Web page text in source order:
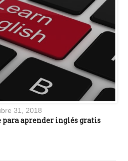
31, 2018
para aprender inglés gratis